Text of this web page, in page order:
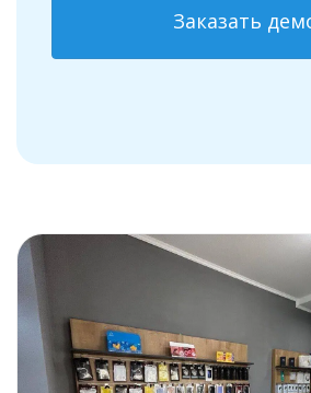
Заказать